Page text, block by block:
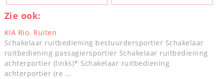
Zie ook:
KIA Rio. Ruiten
Schakelaar ruitbediening bestuurdersportier Schakelaar
ruitbediening passagiersportier Schakelaar ruitbediening
achterportier (links)* Schakelaar ruitbediening
achterportier (re ...